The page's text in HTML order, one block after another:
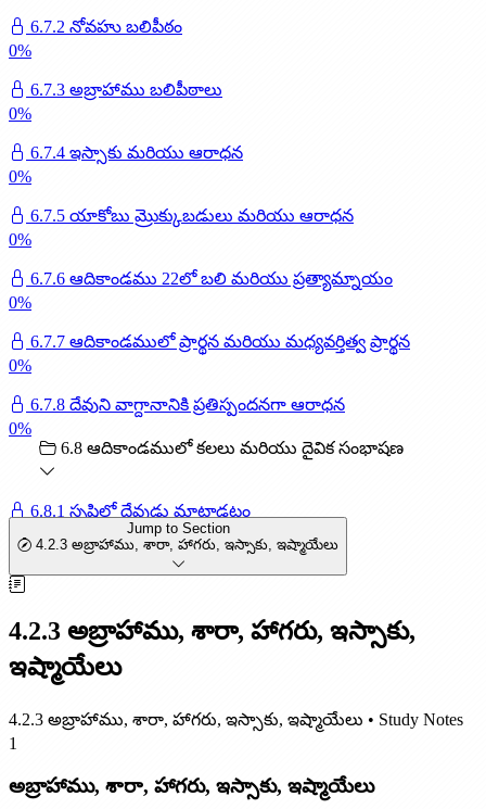
6.7.2 నోవహు బలిపీఠం
0%
6.7.3 అబ్రాహాము బలిపీఠాలు
0%
6.7.4 ఇస్సాకు మరియు ఆరాధన
0%
6.7.5 యాకోబు మ్రొక్కుబడులు మరియు ఆరాధన
0%
6.7.6 ఆదికాండము 22లో బలి మరియు ప్రత్యామ్నాయం
0%
6.7.7 ఆదికాండములో ప్రార్థన మరియు మధ్యవర్తిత్వ ప్రార్థన
0%
6.7.8 దేవుని వాగ్దానానికి ప్రతిస్పందనగా ఆరాధన
0%
6.8 ఆదికాండములో కలలు మరియు దైవిక సంభాషణ
6.8.1 సృష్టిలో దేవుడు మాట్లాడటం
%
6.8.2 ఆదాము మరియు హవ్వలతో దేవుడు మాట్లాడటం
0%
6.8.3 నోవహుతో దేవుడు మాట్లాడటం
0%
0%
0%
Jump to Section
4.2.3 అబ్రాహాము, శారా, హాగరు, ఇస్సాకు, ఇష్మాయేలు
4.2.3 అబ్రాహాము, శారా, హాగరు, ఇస్సాకు,
ఇష్మాయేలు
4.2.3 అబ్రాహాము, శారా, హాగరు, ఇస్సాకు, ఇష్మాయేలు • Study Notes
1
అబ్రాహాము, శారా, హాగరు, ఇస్సాకు, ఇష్మాయేలు